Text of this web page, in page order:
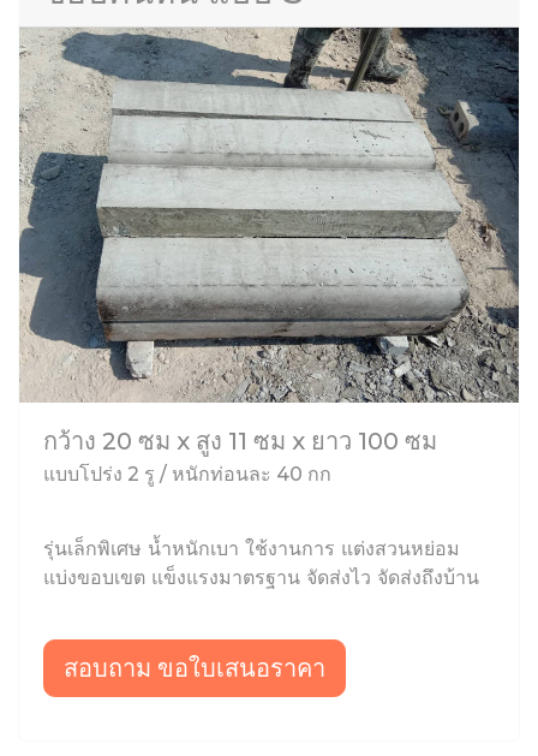
กว้าง 20 ซม x สูง 11 ซม x ยาว 100 ซม
แบบโปร่ง 2 รู / หนักท่อนละ 40 กก
รุ่นเล็กพิเศษ น้ำหนักเบา ใช้งานการ แต่งสวนหย่อม
แบ่งขอบเขต แข็งแรงมาตรฐาน จัดส่งไว จัดส่งถึงบ้าน
สอบถาม ขอใบเสนอราคา